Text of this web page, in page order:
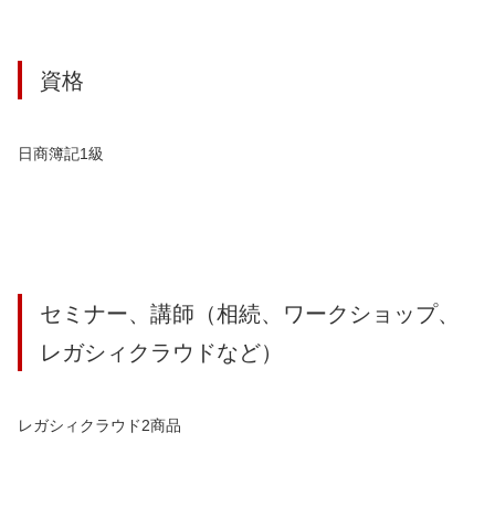
資格
日商簿記1級
セミナー、講師（相続、ワークショップ、
レガシィクラウドなど）
レガシィクラウド2商品